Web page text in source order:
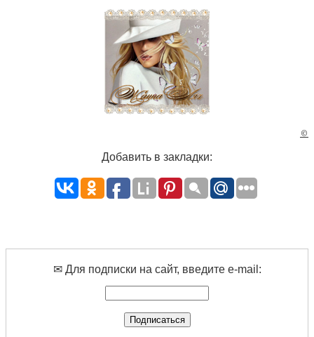
©
Добавить в закладки:
✉ Для подписки на сайт, введите e-mail: